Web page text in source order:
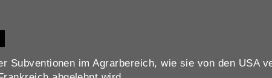
Subventionen im Agrarbereich, wie sie von den USA